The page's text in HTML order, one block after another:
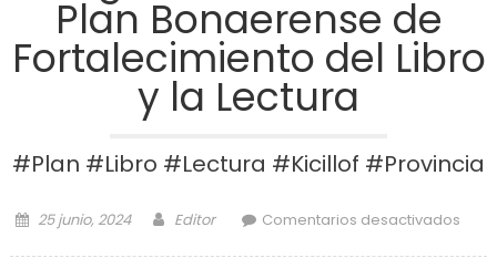
Plan Bonaerense de
Fortalecimiento del Libro
y la Lectura
#Plan #Libro #Lectura #Kicillof #Provincia
Posted on
25 junio, 2024 Author
Editor Comentarios desactivados